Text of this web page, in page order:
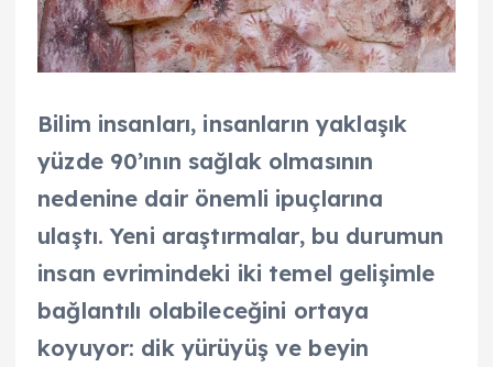
Bilim insanları, insanların yaklaşık
yüzde 90’ının sağlak olmasının
nedenine dair önemli ipuçlarına
ulaştı. Yeni araştırmalar, bu durumun
insan evrimindeki iki temel gelişimle
bağlantılı olabileceğini ortaya
koyuyor: dik yürüyüş ve beyin